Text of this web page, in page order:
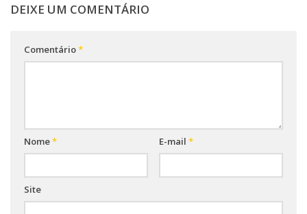
DEIXE UM COMENTÁRIO
Comentário*
Nome* E-mail *
Site